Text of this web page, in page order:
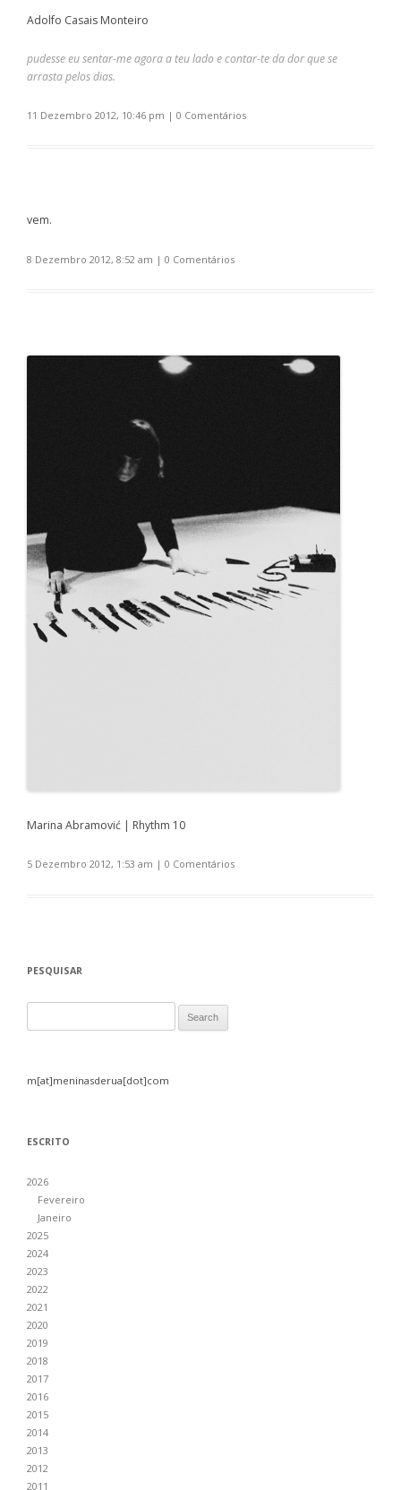
Adolfo Casais Monteiro
pudesse eu sentar-me agora a teu lado e contar-te da dor que se
arrasta pelos dias.
11 Dezembro 2012, 10:46 pm | 0 Comentários
vem.
8 Dezembro 2012, 8:52 am | 0 Comentários
Marina Abramović | Rhythm 10
5 Dezembro 2012, 1:53 am | 0 Comentários
PESQUISAR
m[at]meninasderua[dot]com
ESCRITO
2026
Fevereiro
Janeiro
2025
2024
2023
2022
2021
2020
2019
2018
2017
2016
2015
2014
2013
2012
2011